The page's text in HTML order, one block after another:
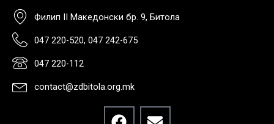
Филип II Македонски бр. 9, Битола
047 220-520, 047 242-675
047 220-112
contact@zdbitola.org.mk
F
E